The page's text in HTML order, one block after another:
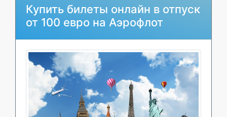
Купить билеты онлайн в отпуск
от 100 евро на Аэрофлот